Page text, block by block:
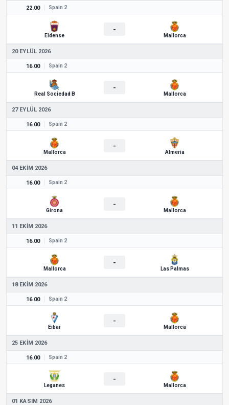
22.00 Spain 2
Eldense
-
Mallorca
20 EYLÜL 2026
16.00 Spain 2
Real Sociedad B
-
Mallorca
27 EYLÜL 2026
16.00 Spain 2
Mallorca
-
Almeria
04 EKIM 2026
16.00 Spain 2
Girona
-
Mallorca
11 EKIM 2026
16.00 Spain 2
Mallorca
-
Las Palmas
18 EKIM 2026
16.00 Spain 2
Eibar
-
Mallorca
25 EKIM 2026
16.00 Spain 2
Leganes
-
Mallorca
01 KASIM 2026